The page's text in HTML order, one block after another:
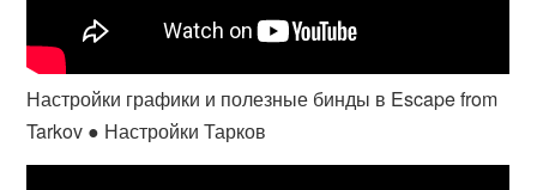
Настройки графики и полезные бинды в Escape from
Tarkov ● Настройки Тарков